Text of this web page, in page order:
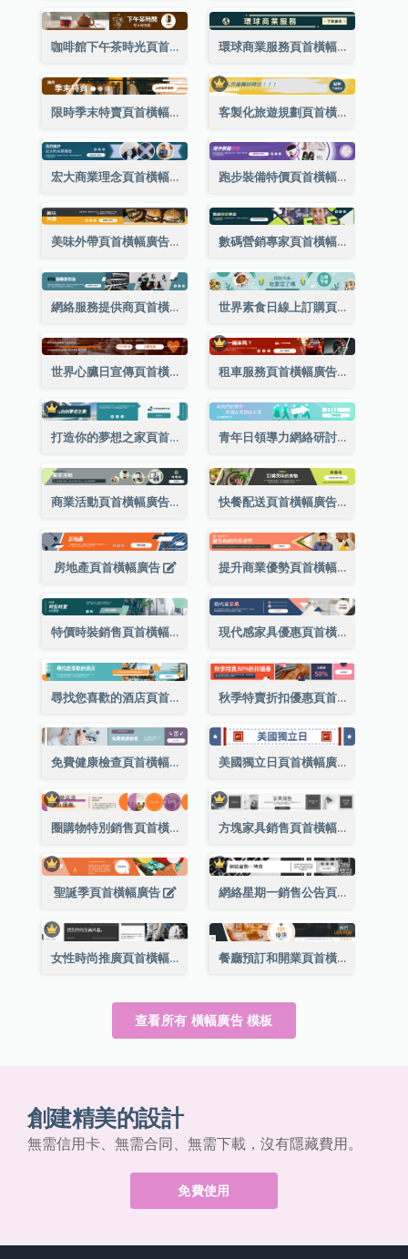
咖啡館下午茶時光頁首橫幅廣告 環球商業服務頁首橫幅廣告
限時季末特賣頁首橫幅廣告 客製化旅遊規劃頁首橫幅廣告
宏大商業理念頁首橫幅廣告 跑步裝備特價頁首橫幅廣告
美味外帶頁首橫幅廣告 數碼營銷專家頁首橫幅廣告
網絡服務提供商頁首橫幅廣告 世界素食日線上訂購頁首橫幅廣告
世界心臟日宣傳頁首橫幅廣告 租車服務頁首橫幅廣告
打造你的夢想之家頁首橫幅廣告 青年日領導力網絡研討會頁首橫幅廣告
商業活動頁首橫幅廣告 快餐配送頁首橫幅廣告
房地產頁首橫幅廣告 提升商業優勢頁首橫幅廣告
特價時裝銷售頁首橫幅廣告 現代感家具優惠頁首橫幅廣告
尋找您喜歡的酒店頁首橫幅廣告 秋季特賣折扣優惠頁首橫幅廣告
免費健康檢查頁首橫幅廣告 美國獨立日頁首橫幅廣告
圈購物特別銷售頁首橫幅廣告 方塊家具銷售頁首橫幅廣告
聖誕季頁首橫幅廣告 網絡星期一銷售公告頁首橫幅廣告
女性時尚推廣頁首橫幅廣告 餐廳預訂和開業頁首橫幅廣告
查看所有 橫幅廣告 模板
創建精美的設計
無需信用卡、無需合同、無需下載，沒有隱藏費用。
免費使用